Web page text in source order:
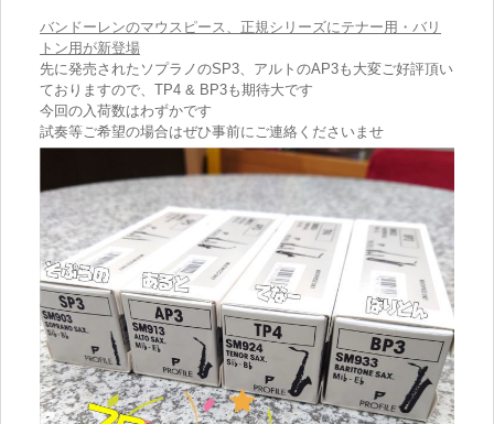
バンドーレンのマウスピース、正規シリーズにテナー用・バリ
トン用が新登場
先に発売されたソプラノのSP3、アルトのAP3も大変ご好評頂い
ておりますので、TP4 & BP3も期待大です
今回の入荷数はわずかです
試奏等ご希望の場合はぜひ事前にご連絡くださいませ